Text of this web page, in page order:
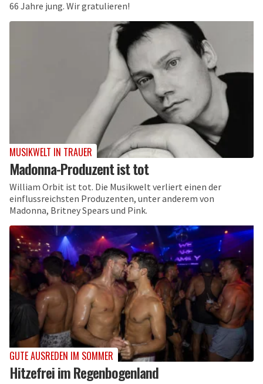
66 Jahre jung. Wir gratulieren!
MUSIKWELT IN TRAUER
Madonna-Produzent ist tot
William Orbit ist tot. Die Musikwelt verliert einen der
einflussreichsten Produzenten, unter anderem von
Madonna, Britney Spears und Pink.
GUTE AUSREDEN IM SOMMER
Hitzefrei im Regenbogenland